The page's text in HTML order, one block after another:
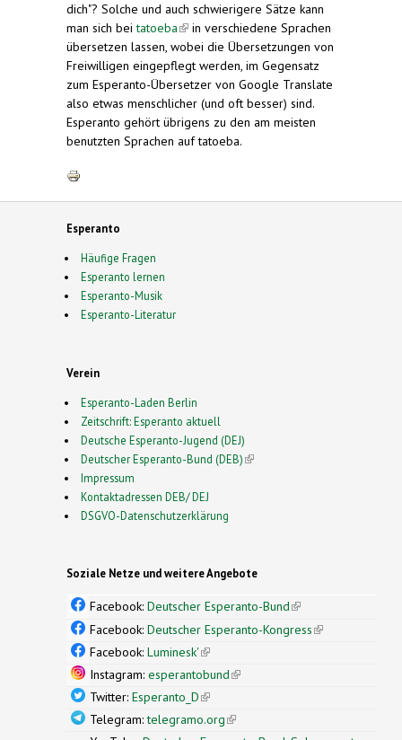
dich"? Solche und auch schwierigere Sätze kann
man sich beitatoeba(link is external)
in verschiedene Sprachen
übersetzen lassen, wobei die Übersetzungen von
Freiwilligen eingepflegt werden, im Gegensatz
zum Esperanto-Übersetzer von Google Translate
also etwas menschlicher (und oft besser) sind.
Esperanto gehört übrigens zu den am meisten
benutzten Sprachen auf tatoeba.
Esperanto
Häufige Fragen
Esperanto lernen
Esperanto-Musik
Esperanto-Literatur
Verein
Esperanto-Laden Berlin
Zeitschrift: Esperanto aktuell
Deutsche Esperanto-Jugend (DEJ)
Deutscher Esperanto-Bund (DEB)(link is external)
Impressum
Kontaktadressen DEB/ DEJ
DSGVO-Datenschutzerklärung
Soziale Netze und weitere Angebote
Facebook: Deutscher Esperanto-Bund(link is
external)
Facebook: Deutscher Esperanto-Kongress(link is
Facebook: Luminesk'(link is external)
Instagram: esperantobund(link is external)
Twitter: Esperanto_D(link is external)
Telegram:telegramo.org(link is external)